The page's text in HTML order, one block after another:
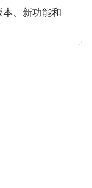
、新功能和